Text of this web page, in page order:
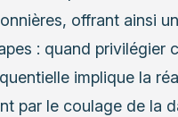
offrant ainsi
: quand privilégier
implique la
par le coulage de la